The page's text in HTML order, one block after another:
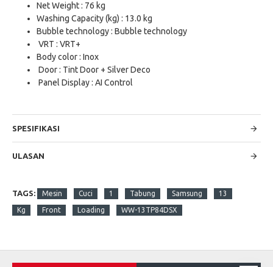
Net Weight : 76 kg
Washing Capacity (kg) : 13.0 kg
Bubble technology : Bubble technology
VRT : VRT+
Body color : Inox
Door : Tint Door + Silver Deco
Panel Display : AI Control
SPESIFIKASI
ULASAN
TAGS: Mesin Cuci 1 Tabung Samsung 13
Kg Front Loading WW-13TP84DSX